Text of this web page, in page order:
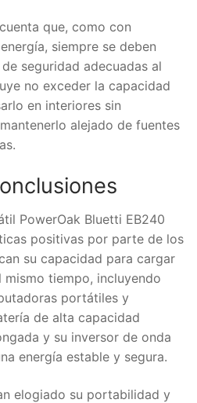
que, como con
siempre se deben
seguridad adecuadas al
no exceder la capacidad
en interiores sin
alejado de fuentes
PowerOak Bluetti EB240
positivas por parte de los
su capacidad para cargar
tiempo, incluyendo
portátiles y
de alta capacidad
y su inversor de onda
energía estable y segura.
elogiado su portabilidad y